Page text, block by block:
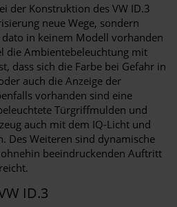
der Konstruktion des VW ID.3
neue Wege, sondern
in keinem Modell vorhanden
die Ambientebeleuchtung mit
dass sich die Farbe bei Gefahr in
auch die Anzeige der
vorhanden sind eine
Türgriffmulden und
auch mit dem IQ-Licht und
Des Weiteren sind dynamische
beeindruckenden Auftritt
ID.3